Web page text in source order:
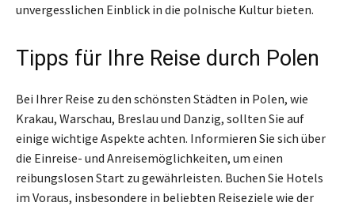
unvergesslichen Einblick in die polnische Kultur bieten.
Tipps für Ihre Reise durch Polen
Bei Ihrer Reise zu den schönsten Städten in Polen, wie
Krakau, Warschau, Breslau und Danzig, sollten Sie auf
einige wichtige Aspekte achten. Informieren Sie sich über
die Einreise- und Anreisemöglichkeiten, um einen
reibungslosen Start zu gewährleisten. Buchen Sie Hotels
im Voraus, insbesondere in beliebten Reiseziele wie der